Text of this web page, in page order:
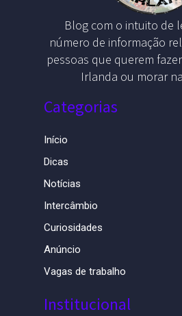
Blog com o intuito de
número de informação
pessoas que querem
Irlanda ou morar
Categorias
Início
Dicas
Notícias
Intercâmbio
Curiosidades
Anúncio
Vagas de trabalho
Institucional